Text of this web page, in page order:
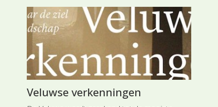
Veluwse verkenningen